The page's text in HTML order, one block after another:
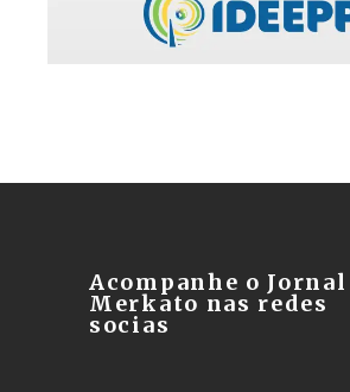
Acompanhe o Jornal
Merkato nas redes
socias